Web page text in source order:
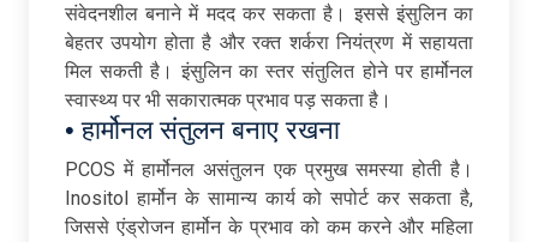
संवेदनशील बनाने में मदद कर सकता है। इससे इंसुलिन का
बेहतर उपयोग होता है और रक्त शर्करा नियंत्रण में सहायता
मिल सकती है। इंसुलिन का स्तर संतुलित होने पर हार्मोनल
स्वास्थ्य पर भी सकारात्मक प्रभाव पड़ सकता है।
• हार्मोनल संतुलन बनाए रखना
PCOS में हार्मोनल असंतुलन एक प्रमुख समस्या होती है।
Inositol हार्मोन के सामान्य कार्य को सपोर्ट कर सकता है,
जिससे एंड्रोजन हार्मोन के प्रभाव को कम करने और महिला